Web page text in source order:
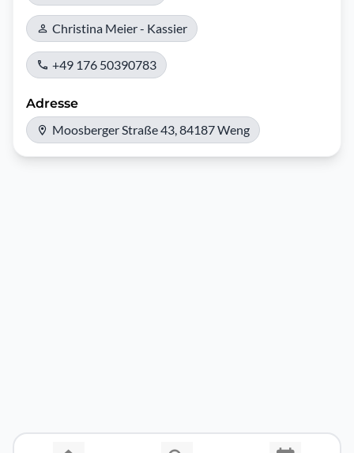
Christina Meier - Kassier
+49 176 50390783
Adresse
Moosberger Straße 43, 84187 Weng